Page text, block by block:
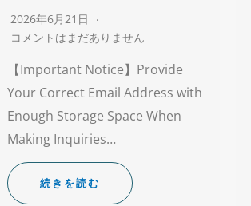
2026年6月21日
コメントはまだありません
【Important Notice】Provide
Your Correct Email Address with
Enough Storage Space When
Making Inquiries…
続きを読む